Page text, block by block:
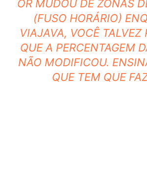
OR MUDOU DE ZONAS
(FUSO HORÁRIO)
VIAJAVA, VOCÊ TALVEZ
QUE A PERCENTAGEM
NÃO MODIFICOU.
QUE TEM QUE